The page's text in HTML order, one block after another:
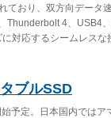
ており、双方向データ
4、USB4
対応するシームレスな
ブルSSD
予定。日本国内では